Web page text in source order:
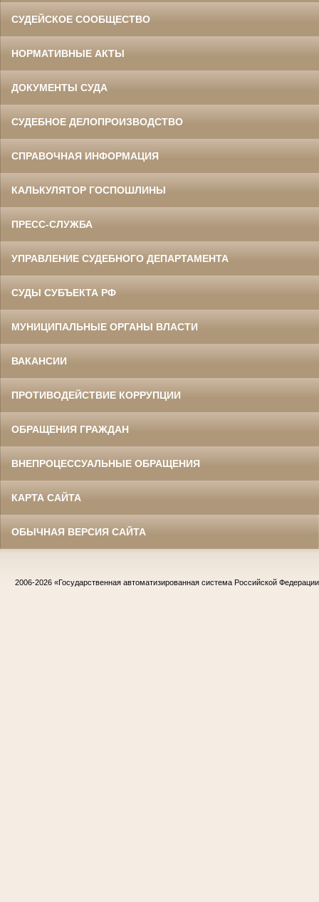
СУДЕЙСКОЕ СООБЩЕСТВО
НОРМАТИВНЫЕ АКТЫ
ДОКУМЕНТЫ СУДА
СУДЕБНОЕ ДЕЛОПРОИЗВОДСТВО
СПРАВОЧНАЯ ИНФОРМАЦИЯ
КАЛЬКУЛЯТОР ГОСПОШЛИНЫ
ПРЕСС-СЛУЖБА
УПРАВЛЕНИЕ СУДЕБНОГО ДЕПАРТАМЕНТА
СУДЫ СУБЪЕКТА РФ
МУНИЦИПАЛЬНЫЕ ОРГАНЫ ВЛАСТИ
ВАКАНСИИ
ПРОТИВОДЕЙСТВИЕ КОРРУПЦИИ
ОБРАЩЕНИЯ ГРАЖДАН
ВНЕПРОЦЕССУАЛЬНЫЕ ОБРАЩЕНИЯ
КАРТА САЙТА
ОБЫЧНАЯ ВЕРСИЯ САЙТА
2006-2026 «Государственная автоматизированная система Российской